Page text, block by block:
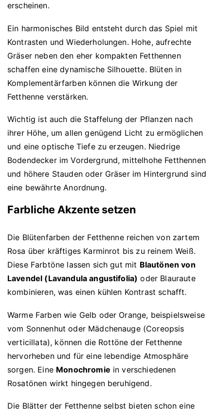
erscheinen.
Ein harmonisches Bild entsteht durch das Spiel mit
Kontrasten und Wiederholungen. Hohe, aufrechte
Gräser neben den eher kompakten Fetthennen
schaffen eine dynamische Silhouette. Blüten in
Komplementärfarben können die Wirkung der
Fetthenne verstärken.
Wichtig ist auch die Staffelung der Pflanzen nach
ihrer Höhe, um allen genügend Licht zu ermöglichen
und eine optische Tiefe zu erzeugen. Niedrige
Bodendecker im Vordergrund, mittelhohe Fetthennen
und höhere Stauden oder Gräser im Hintergrund sind
eine bewährte Anordnung.
Farbliche Akzente setzen
Die Blütenfarben der Fetthenne reichen von zartem
Rosa über kräftiges Karminrot bis zu reinem Weiß.
Diese Farbtöne lassen sich gut mit Blautönen von
Lavendel (Lavandula angustifolia) oder Blauraute
kombinieren, was einen kühlen Kontrast schafft.
Warme Farben wie Gelb oder Orange, beispielsweise
vom Sonnenhut oder Mädchenauge (Coreopsis
verticillata), können die Rottöne der Fetthenne
hervorheben und für eine lebendige Atmosphäre
sorgen. Eine Monochromie in verschiedenen
Rosatönen wirkt hingegen beruhigend.
Die Blätter der Fetthenne selbst bieten schon eine